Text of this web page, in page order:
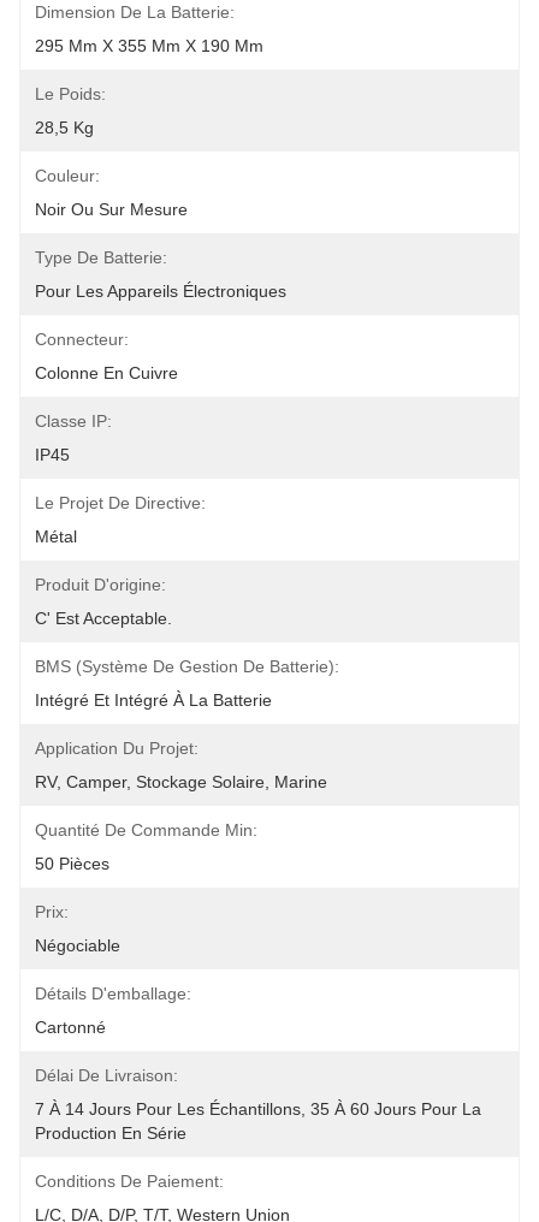
Dimension De La Batterie:
295 Mm X 355 Mm X 190 Mm
Le Poids:
28,5 Kg
Couleur:
Noir Ou Sur Mesure
Type De Batterie:
Pour Les Appareils Électroniques
Connecteur:
Colonne En Cuivre
Classe IP:
IP45
Le Projet De Directive:
Métal
Produit D'origine:
C' Est Acceptable.
BMS (système De Gestion De Batterie):
Intégré Et Intégré À La Batterie
Application Du Projet:
RV, Camper, Stockage Solaire, Marine
Quantité De Commande Min:
50 Pièces
Prix:
Négociable
Détails D'emballage:
Cartonné
Délai De Livraison:
7 À 14 Jours Pour Les Échantillons, 35 À 60 Jours Pour La
Production En Série
Conditions De Paiement:
L/C, D/A, D/P, T/T, Western Union